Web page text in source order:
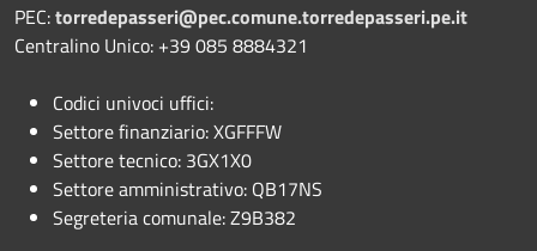
PEC:torredepasseri@pec.comune.torredepasseri.pe.it
Centralino Unico: +39 085 8884321
Codici univoci uffici:
Settore finanziario: XGFFFW
Settore tecnico: 3GX1X0
Settore amministrativo: QB17NS
Segreteria comunale: Z9B382